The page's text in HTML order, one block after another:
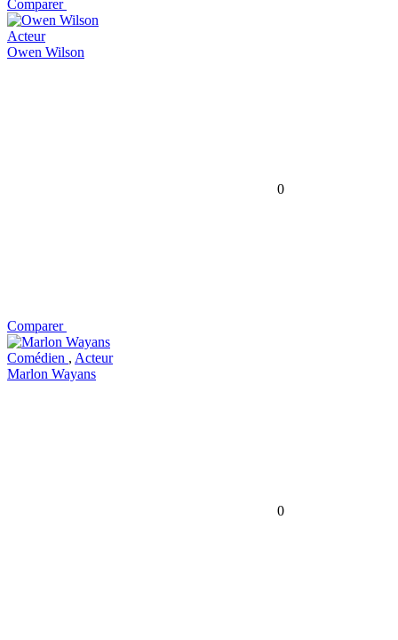
Comparer
Acteur
Owen Wilson
0
Comparer
Comédien , Acteur
Marlon Wayans
0